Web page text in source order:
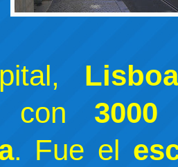
Lisboa
con
. Fue el